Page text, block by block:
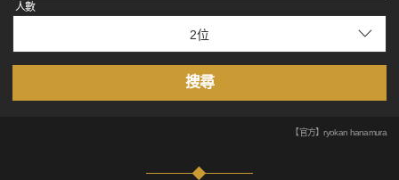
人數
搜尋
【官方】ryokan hanamura